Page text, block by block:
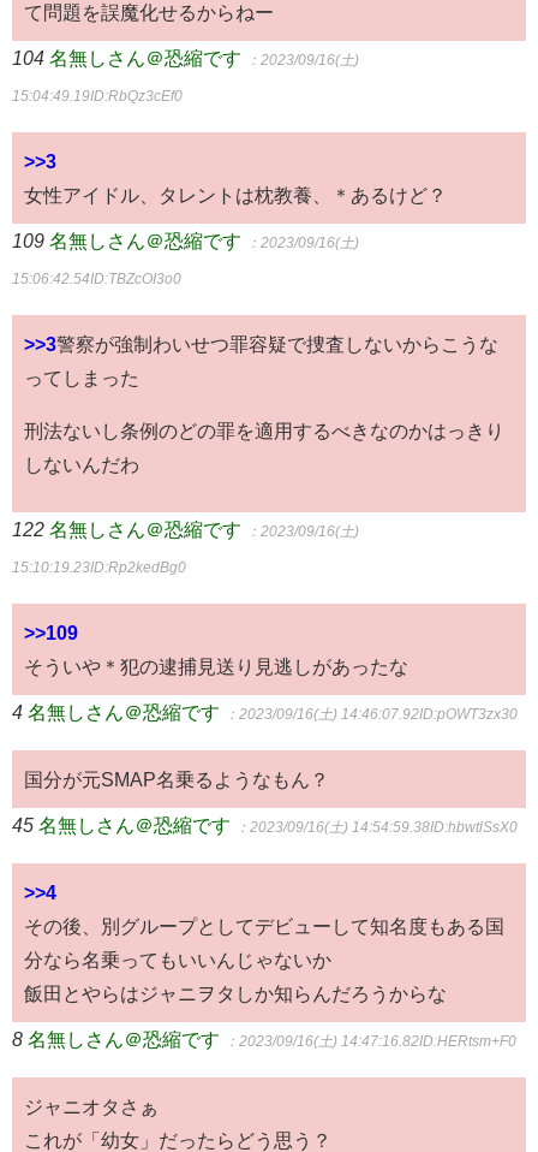
て問題を誤魔化せるからねー
104 名無しさん＠恐縮です ：2023/09/16(土)
15:04:49.19ID:RbQz3cEf0
>>3
女性アイドル、タレントは枕教養、＊あるけど？
109 名無しさん＠恐縮です ：2023/09/16(土)
15:06:42.54ID:TBZcOI3o0
>>3警察が強制わいせつ罪容疑で捜査しないからこうな
ってしまった
刑法ないし条例のどの罪を適用するべきなのかはっきり
しないんだわ
122 名無しさん＠恐縮です ：2023/09/16(土)
15:10:19.23ID:Rp2kedBg0
>>109
そういや＊犯の逮捕見送り見逃しがあったな
4 名無しさん＠恐縮です ：2023/09/16(土) 14:46:07.92ID:pOWT3zx30
国分が元SMAP名乗るようなもん？
45 名無しさん＠恐縮です ：2023/09/16(土) 14:54:59.38ID:hbwtlSsX0
>>4
その後、別グループとしてデビューして知名度もある国
分なら名乗ってもいいんじゃないか
飯田とやらはジャニヲタしか知らんだろうからな
8 名無しさん＠恐縮です ：2023/09/16(土) 14:47:16.82ID:HERtsm+F0
ジャニオタさぁ
これが「幼女」だったらどう思う？